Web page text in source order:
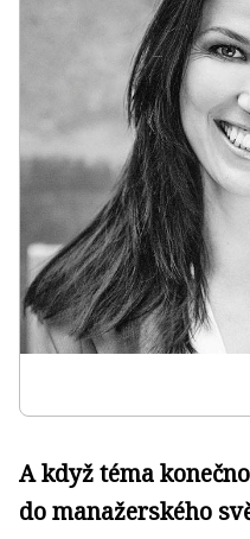
A když téma
do manažerského